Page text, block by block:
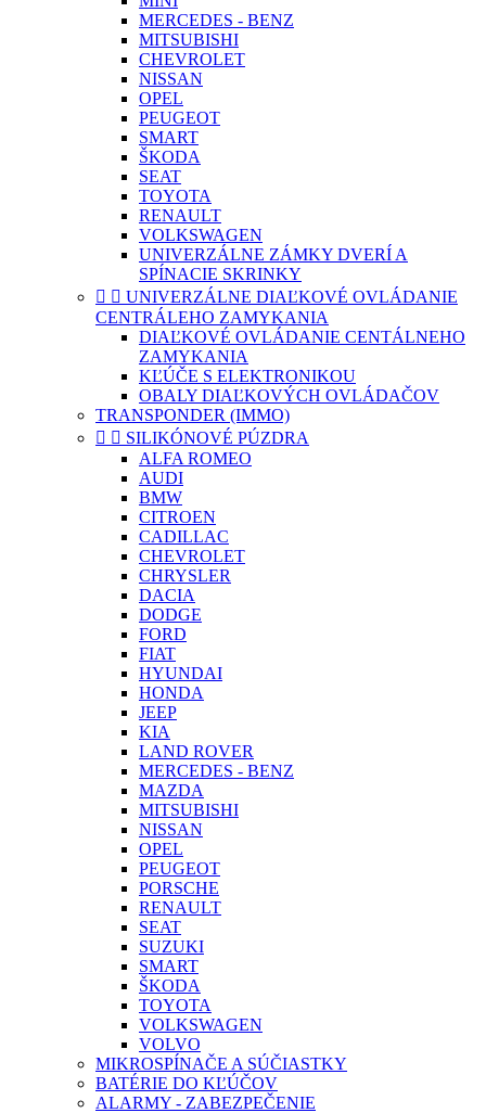
MERCEDES - BENZ
MITSUBISHI
CHEVROLET
NISSAN
OPEL
PEUGEOT
SMART
ŠKODA
SEAT
TOYOTA
RENAULT
VOLKSWAGEN
UNIVERZÁLNE ZÁMKY DVERÍ A
SPÍNACIE SKRINKY
  UNIVERZÁLNE DIAĽKOVÉ OVLÁDANIE
CENTRÁLEHO ZAMYKANIA
DIAĽKOVÉ OVLÁDANIE CENTÁLNEHO
ZAMYKANIA
KĽÚČE S ELEKTRONIKOU
OBALY DIAĽKOVÝCH OVLÁDAČOV
TRANSPONDER (IMMO)
  SILIKÓNOVÉ PÚZDRA
ALFA ROMEO
AUDI
BMW
CITROEN
CADILLAC
CHEVROLET
CHRYSLER
DACIA
DODGE
FORD
FIAT
HYUNDAI
HONDA
JEEP
KIA
LAND ROVER
MERCEDES - BENZ
MAZDA
MITSUBISHI
NISSAN
OPEL
PEUGEOT
PORSCHE
RENAULT
SEAT
SUZUKI
SMART
ŠKODA
TOYOTA
VOLKSWAGEN
VOLVO
MIKROSPÍNAČE A SÚČIASTKY
BATÉRIE DO KĽÚČOV
ALARMY - ZABEZPEČENIE